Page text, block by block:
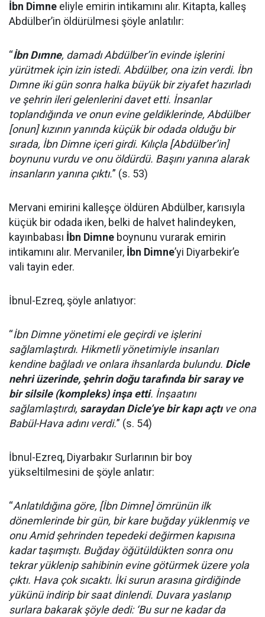
İbn Dimne eliyle emirin intikamını alır. Kitapta, kalleş
Abdülber’in öldürülmesi şöyle anlatılır:
“İbn Dımne, damadı Abdülber’in evinde işlerini
yürütmek için izin istedi. Abdülber, ona izin verdi. İbn
Dımne iki gün sonra halka büyük bir ziyafet hazırladı
ve şehrin ileri gelenlerini davet etti. İnsanlar
toplandığında ve onun evine geldiklerinde, Abdülber
[onun] kızının yanında küçük bir odada olduğu bir
sırada, İbn Dimne içeri girdi. Kılıçla [Abdülber’in]
boynunu vurdu ve onu öldürdü. Başını yanına alarak
insanların yanına çıktı.” (s. 53)
Mervani emirini kalleşçe öldüren Abdülber, karısıyla
küçük bir odada iken, belki de halvet halindeyken,
kayınbabası İbn Dimne boynunu vurarak emirin
intikamını alır. Mervaniler, İbn Dimne’yi Diyarbekir’e
vali tayin eder.
İbnul-Ezreq, şöyle anlatıyor:
“İbn Dimne yönetimi ele geçirdi ve işlerini
sağlamlaştırdı. Hikmetli yönetimiyle insanları
kendine bağladı ve onlara ihsanlarda bulundu. Dicle
nehri üzerinde, şehrin doğu tarafında bir saray ve
bir silsile (kompleks) inşa etti. İnşaatını
sağlamlaştırdı, saraydan Dicle’ye bir kapı açtıve ona
Babül-Hava adını verdi.” (s. 54)
İbnul-Ezreq, Diyarbakır Surlarının bir boy
yükseltilmesini de şöyle anlatır:
“Anlatıldığına göre, [İbn Dimne] ömrünün ilk
dönemlerinde bir gün, bir kare buğday yüklenmiş ve
onu Amid şehrinden tepedeki değirmen kapısına
kadar taşımıştı. Buğday öğütüldükten sonra onu
tekrar yüklenip sahibinin evine götürmek üzere yola
çıktı. Hava çok sıcaktı. İki surun arasına girdiğinde
yükünü indirip bir saat dinlendi. Duvara yaslanıp
surlara bakarak şöyle dedi: ‘Bu sur ne kadar da